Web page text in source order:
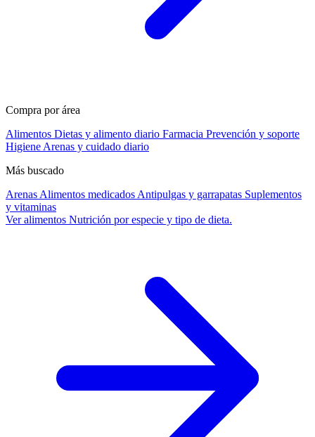
Compra por área
Alimentos Dietas y alimento diario Farmacia Prevención y soporte
Higiene Arenas y cuidado diario
Más buscado
Arenas Alimentos medicados Antipulgas y garrapatas Suplementos
y vitaminas
Ver alimentos Nutrición por especie y tipo de dieta.